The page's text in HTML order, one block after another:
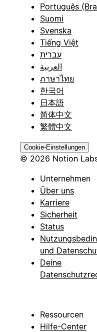
Português
Suomi
Svenska
Tiếng Việt
עברית
العربية
ภาษาไทย
한국어
日本語
简体中文
繁體中文
Cookie-Einstellungen
© 2026 Notion
Unternehmen
Über uns
Karriere
Sicherheit
Status
und
Deine
Ressourcen
Hilfe-Center